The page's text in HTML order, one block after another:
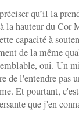
qu’il la
la hauteur du Cor
capacité à
de la même
oui. Un
de l'entendre pas
Et pourtant,
que j'en